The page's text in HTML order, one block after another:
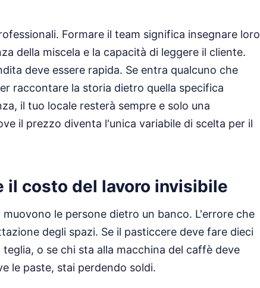
Formare il team significa insegnare loro
della miscela e la capacità di leggere il cliente.
deve essere rapida. Se entra qualcuno che
raccontare la storia dietro quella specifica
il tuo locale resterà sempre e solo una
il prezzo diventa l'unica variabile di scelta per il
il costo del lavoro invisibile
le persone dietro un banco. L'errore che
degli spazi. Se il pasticcere deve fare dieci
o se chi sta alla macchina del caffè deve
le paste, stai perdendo soldi.